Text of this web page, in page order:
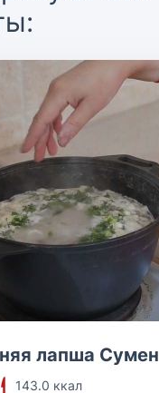
лапша Сумен
143.0 ккал